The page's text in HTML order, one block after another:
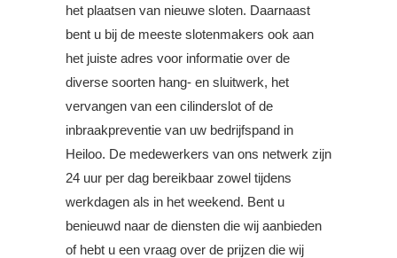
het plaatsen van nieuwe sloten. Daarnaast
bent u bij de meeste slotenmakers ook aan
het juiste adres voor informatie over de
diverse soorten hang- en sluitwerk, het
vervangen van een cilinderslot of de
inbraakpreventie van uw bedrijfspand in
Heiloo. De medewerkers van ons netwerk zijn
24 uur per dag bereikbaar zowel tijdens
werkdagen als in het weekend. Bent u
benieuwd naar de diensten die wij aanbieden
of hebt u een vraag over de prijzen die wij